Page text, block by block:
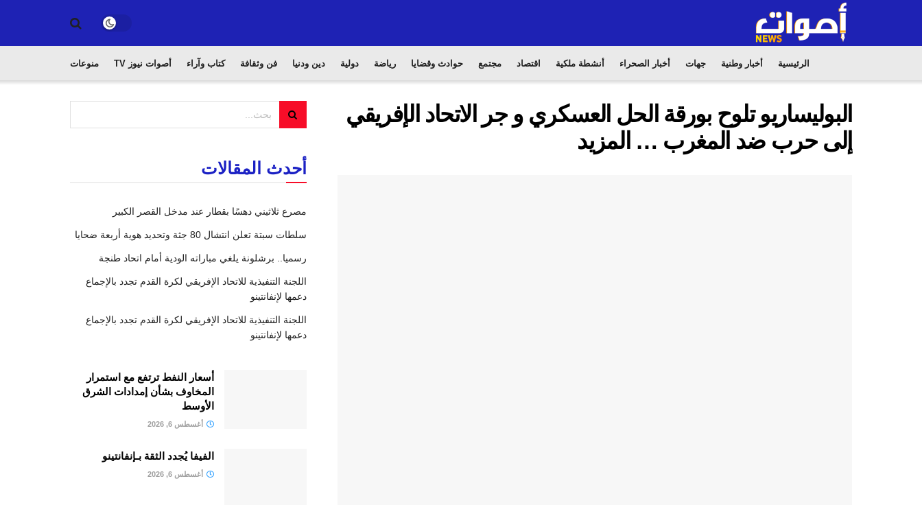
الرئيسية أخبار وطنية جهات أخبار الصحراء أنشطة ملكية اقتصاد مجتمع حوادث وقضايا رياضة دولية دين ودنيا فن وثقافة كتاب وآراء أصوات نيوز TV منوعات
البوليساريو تلوح بورقة الحل العسكري و جر الاتحاد الإفريقي
إلى حرب ضد المغرب … المزيد
أحدث المقالات
مصرع ثلاثيني دهسًا بقطار عند مدخل القصر الكبير
سلطات سبتة تعلن انتشال 80 جثة وتحديد هوية أربعة ضحايا
رسميا.. برشلونة يلغي مباراته الودية أمام اتحاد طنجة
اللجنة التنفيذية للاتحاد الإفريقي لكرة القدم تجدد بالإجماع
دعمها لإنفانتينو
اللجنة التنفيذية للاتحاد الإفريقي لكرة القدم تجدد بالإجماع
دعمها لإنفانتينو
أسعار النفط ترتفع مع استمرار
المخاوف بشأن إمدادات الشرق
الأوسط
أغسطس 6, 2026
الفيفا يُجدد الثقة بـإنفانتينو
أغسطس 6, 2026